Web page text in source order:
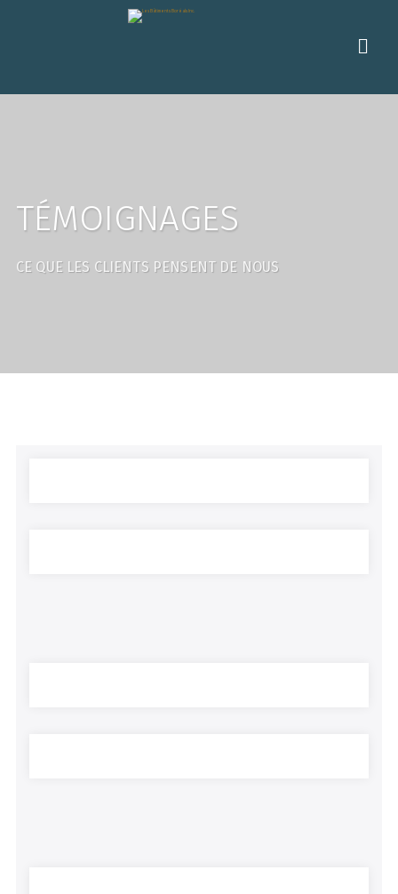
TÉMOIGNAGES
CE QUE LES CLIENTS PENSENT DE NOUS